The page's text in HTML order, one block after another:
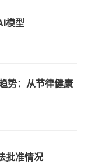
模型
势：从节律健康
批准情况